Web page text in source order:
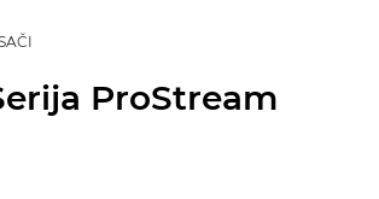
ProStream